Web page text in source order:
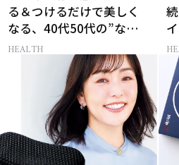
る＆つけるだけで美しく
なる、40代50代の”なが
ら美容家電”
HEALTH